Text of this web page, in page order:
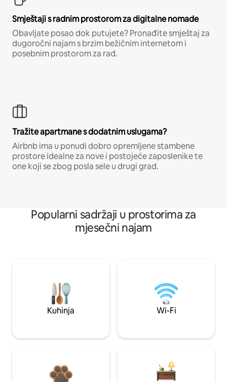
Smještaji s radnim prostorom za digitalne nomade
Obavljate posao dok putujete? Pronađite smještaj za
dugoročni najam s brzim bežičnim internetom i
posebnim prostorom za rad.
Tražite apartmane s dodatnim uslugama?
Airbnb ima u ponudi dobro opremljene stambene
prostore idealne za nove i postojeće zaposlenike te
one koji se zbog posla sele u drugi grad.
Popularni sadržaji u prostorima za
mjesečni najam
Kuhinja Wi-Fi